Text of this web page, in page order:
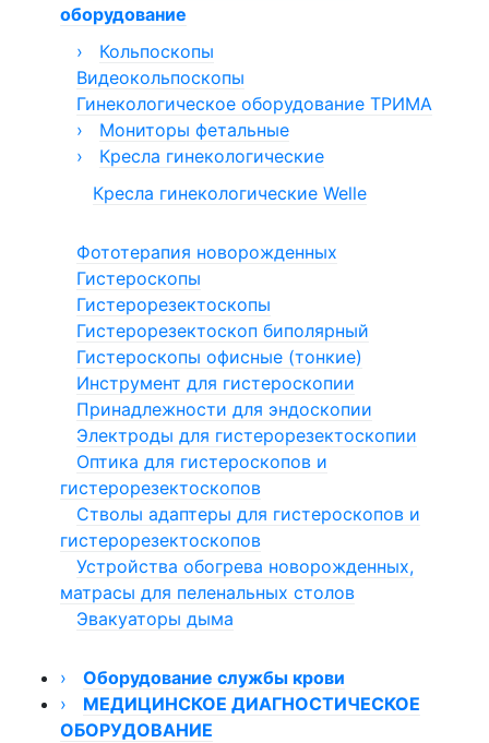
оборудование
›
Кольпоскопы
Кольпоскоп КС-02
Кольпоскопы КС-01
Кольпоскопы модели 050/054
Кольпоскопы КС
Кольпоскопы бинокулярные
Видеокольпоскопы
Гинекологическое оборудование ТРИМА
›
Мониторы фетальные
Монитор фетальный Сономед
Монитор фетальный ComenStar
›
Кресла гинекологические
Кресла гинекологические Welle
Фототерапия новорожденных
Гистероскопы
Гистерорезектоскопы
Гистерорезектоскоп биполярный
Гистероскопы офисные (тонкие)
Инструмент для гистероскопии
Принадлежности для эндоскопии
Электроды для гистерорезектоскопии
Оптика для гистероскопов и
гистерорезектоскопов
Стволы адаптеры для гистероскопов и
гистерорезектоскопов
Устройства обогрева новорожденных,
матрасы для пеленальных столов
Эвакуаторы дыма
›
Оборудование службы крови
Размораживатели плазмы
Миксер донорской крови
›
МЕДИЦИНСКОЕ ДИАГНОСТИЧЕСКОЕ
ОБОРУДОВАНИЕ